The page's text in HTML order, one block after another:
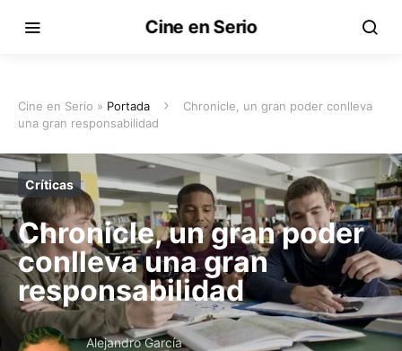
Cine en Serio
Cine en Serio » Portada
Chronicle, un gran poder conlleva
una gran responsabilidad
Críticas
Chronicle, un gran poder
conlleva una gran
responsabilidad
Alejandro García